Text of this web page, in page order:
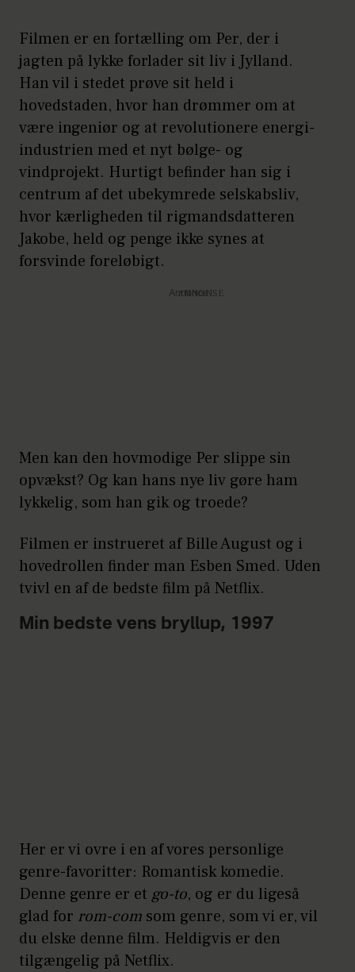
Filmen er en fortælling om Per, der i
jagten på lykke forlader sit liv i Jylland.
Han vil i stedet prøve sit held i
hovedstaden, hvor han drømmer om at
være ingeniør og at revolutionere energi-
industrien med et nyt bølge- og
vindprojekt. Hurtigt befinder han sig i
centrum af det ubekymrede selskabsliv,
hvor kærligheden til rigmandsdatteren
Jakobe, held og penge ikke synes at
forsvinde foreløbigt.
Annonce
Men kan den hovmodige Per slippe sin
opvækst? Og kan hans nye liv gøre ham
lykkelig, som han gik og troede?
Filmen er instrueret af Bille August og i
hovedrollen finder man Esben Smed. Uden
tvivl en af de bedste film på Netflix.
Min bedste vens bryllup, 1997
Her er vi ovre i en af vores personlige
genre-favoritter: Romantisk komedie.
Denne genre er et go-to, og er du ligeså
glad for rom-com som genre, som vi er, vil
du elske denne film. Heldigvis er den
tilgængelig på Netflix.